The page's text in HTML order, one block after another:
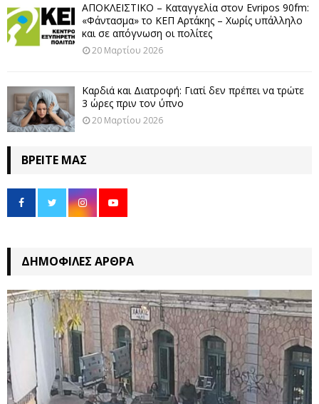
ΑΠΟΚΛΕΙΣΤΙΚΟ – Καταγγελία στον Evripos 90fm:
«Φάντασμα» το ΚΕΠ Αρτάκης – Χωρίς υπάλληλο
και σε απόγνωση οι πολίτες
20 Μαρτίου 2026
Καρδιά και Διατροφή: Γιατί δεν πρέπει να τρώτε
3 ώρες πριν τον ύπνο
20 Μαρτίου 2026
ΒΡΕΊΤΕ ΜΑΣ
ΔΗΜΟΦΙΛΈΣ ΆΡΘΡΑ